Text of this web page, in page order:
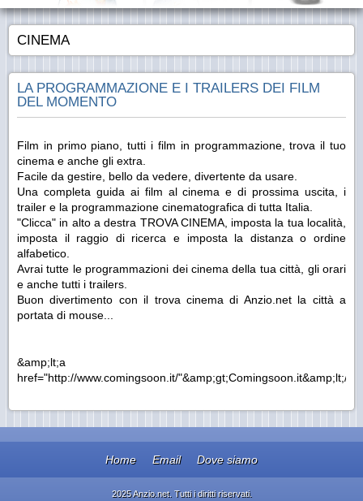
CINEMA
LA PROGRAMMAZIONE E I TRAILERS DEI FILM
DEL MOMENTO
Film in primo piano, tutti i film in programmazione, trova il tuo
cinema e anche gli extra.
Facile da gestire, bello da vedere, divertente da usare.
Una completa guida ai film al cinema e di prossima uscita, i
trailer e la programmazione cinematografica di tutta Italia.
"Clicca" in alto a destra TROVA CINEMA, imposta la tua località,
imposta il raggio di ricerca e imposta la distanza o ordine
alfabetico.
Avrai tutte le programmazioni dei cinema della tua città, gli orari
e anche tutti i trailers.
Buon divertimento con il trova cinema di Anzio.net la città a
portata di mouse...
&amp;lt;a
href="http://www.comingsoon.it/"&amp;gt;Comingsoon.it&amp;lt;/
Home Email Dove siamo
2025 Anzio.net. Tutti i diritti riservati.